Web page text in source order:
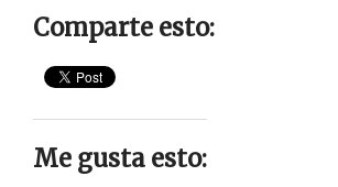
Comparte esto:
Me gusta esto: